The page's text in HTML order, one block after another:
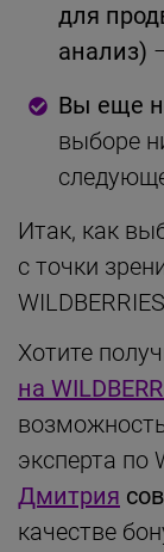
для
анализ)
Вы еще
выборе
Итак, как
с точки
Хотите
на
эксперта по
Дмитрия
качестве